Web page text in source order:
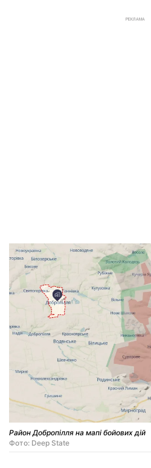
РЕКЛАМА
Район Добропілля на мапі бойових дій
Фото: Deep State